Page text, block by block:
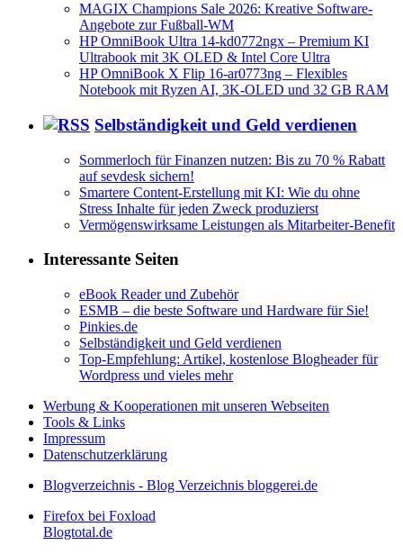
MAGIX Champions Sale 2026: Kreative Software-
Angebote zur Fußball-WM
HP OmniBook Ultra 14-kd0772ngx – Premium KI
Ultrabook mit 3K OLED & Intel Core Ultra
HP OmniBook X Flip 16-ar0773ng – Flexibles
Notebook mit Ryzen AI, 3K-OLED und 32 GB RAM
Selbständigkeit und Geld verdienen
Sommerloch für Finanzen nutzen: Bis zu 70 % Rabatt
auf sevdesk sichern!
Smartere Content-Erstellung mit KI: Wie du ohne
Stress Inhalte für jeden Zweck produzierst
Vermögenswirksame Leistungen als Mitarbeiter-Benefit
Interessante Seiten
eBook Reader und Zubehör
ESMB – die beste Software und Hardware für Sie!
Pinkies.de
Selbständigkeit und Geld verdienen
Top-Empfehlung: Artikel, kostenlose Blogheader für
Wordpress und vieles mehr
Werbung & Kooperationen mit unseren Webseiten
Tools & Links
Impressum
Datenschutzerklärung
Blogverzeichnis - Blog Verzeichnis bloggerei.de
Firefox bei Foxload
Blogtotal.de